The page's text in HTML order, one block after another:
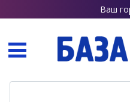
Ваш